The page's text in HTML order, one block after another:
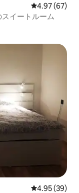
レビュー67
4.97 (67)
イートルーム
レビュー39
4.95 (39)